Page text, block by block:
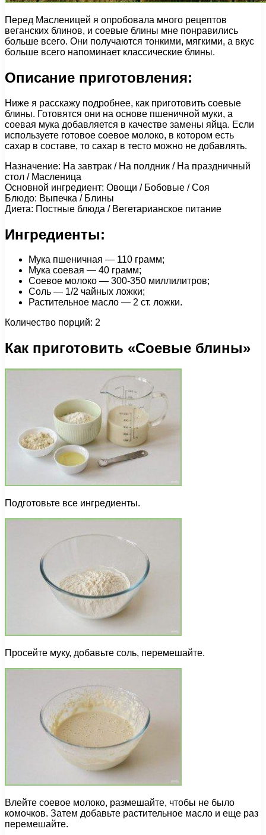
Перед Масленицей я опробовала много рецептов
веганских блинов, и соевые блины мне понравились
больше всего. Они получаются тонкими, мягкими, а вкус
больше всего напоминает классические блины.
Описание приготовления:
Ниже я расскажу подробнее, как приготовить соевые
блины. Готовятся они на основе пшеничной муки, а
соевая мука добавляется в качестве замены яйца. Если
используете готовое соевое молоко, в котором есть
сахар в составе, то сахар в тесто можно не добавлять.
Назначение: На завтрак / На полдник / На праздничный
стол / Масленица
Основной ингредиент: Овощи / Бобовые / Соя
Блюдо: Выпечка / Блины
Диета: Постные блюда / Вегетарианское питание
Ингредиенты:
Мука пшеничная — 110 грамм;
Мука соевая — 40 грамм;
Соевое молоко — 300-350 миллилитров;
Соль — 1/2 чайных ложки;
Растительное масло — 2 ст. ложки.
Количество порций: 2
Как приготовить «Соевые блины»
Подготовьте все ингредиенты.
Просейте муку, добавьте соль, перемешайте.
Влейте соевое молоко, размешайте, чтобы не было
комочков. Затем добавьте растительное масло и еще раз
перемешайте.